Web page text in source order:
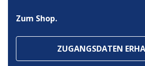
Zum Shop.
ZUGANGSDATEN